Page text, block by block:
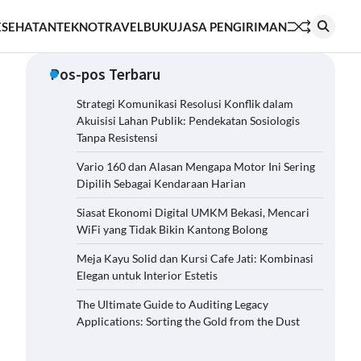
TEKNOTRAVEL BUKU JASA PENGIRIMAN
Pos-pos Terbaru
Strategi Komunikasi Resolusi Konflik dalam
Akuisisi Lahan Publik: Pendekatan Sosiologis
Tanpa Resistensi
Vario 160 dan Alasan Mengapa Motor Ini Sering
Dipilih Sebagai Kendaraan Harian
Siasat Ekonomi Digital UMKM Bekasi, Mencari
WiFi yang Tidak Bikin Kantong Bolong
Meja Kayu Solid dan Kursi Cafe Jati: Kombinasi
Elegan untuk Interior Estetis
The Ultimate Guide to Auditing Legacy
Applications: Sorting the Gold from the Dust